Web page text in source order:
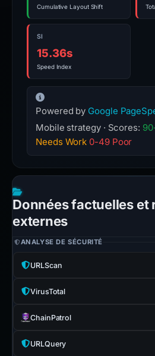
Cumulative Layout Shift
SI
15.36s
Speed Index
Powered by Google
Mobile strategy · Scores:
Needs Work 0-49 Poor
Données factuelles et
externes
ANALYSE DE SÉCURITÉ
URLScan
VirusTotal
ChainPatrol
URLQuery